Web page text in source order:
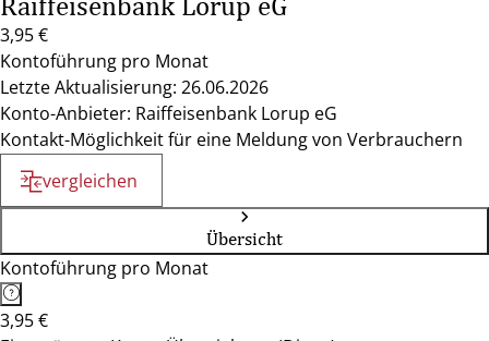
3,95 €
Kontoführung pro Monat
Letzte Aktualisierung: 26.06.2026
Konto-Anbieter: Raiffeisenbank Lorup eG
Kontakt-Möglichkeit für eine Meldung von Verbrauchern
vergleichen
Übersicht
Kontoführung pro Monat
3,95 €